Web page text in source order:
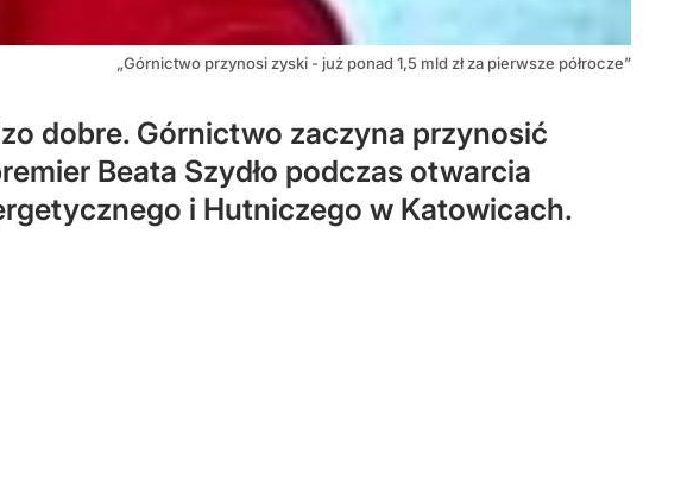
„Górnictwo przynosi zyski - już ponad 1,5 mld zł za pierwsze półrocze”
dobre. Górnictwo zaczyna przynosić
Beata Szydło podczas otwarcia
i Hutniczego w Katowicach.